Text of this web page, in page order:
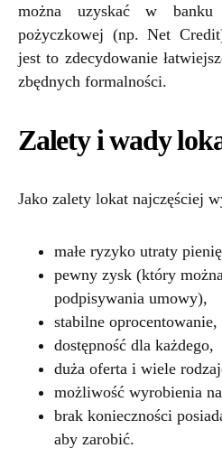
można uzyskać w
pożyczkowej (np. Net
jest to zdecydowanie
zbędnych formalności.
Zalety i wady
Jako zalety lokat najczęściej
małe ryzyko utraty
pewny zysk (który
podpisywania umowy),
stabilne oprocentowanie,
dostępność dla każdego,
duża oferta i wiele
możliwość wyrobienia
brak konieczności
aby zarobić.